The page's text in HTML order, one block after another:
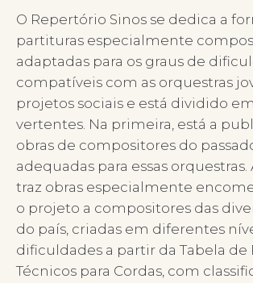
O Repertório Sinos se dedica a
partituras especialmente
adaptadas para os graus de
compatíveis com as orquestras
projetos sociais e está dividido
vertentes. Na primeira, está a
obras de compositores do
adequadas para essas orquestras.
traz obras especialmente
o projeto a compositores das
do país, criadas em diferentes
dificuldades a partir da Tabela de
Técnicos para Cordas, com